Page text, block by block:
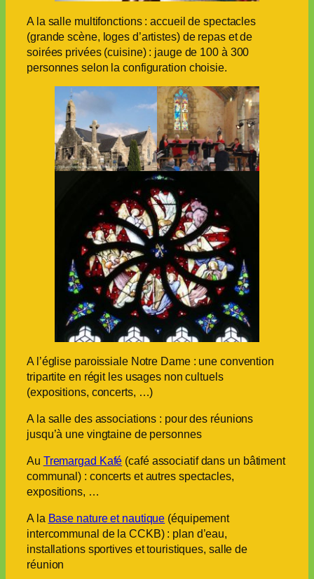
A la salle multifonctions : accueil de spectacles
(grande scène, loges d’artistes) de repas et de
soirées privées (cuisine) : jauge de 100 à 300
personnes selon la configuration choisie.
A l’église paroissiale Notre Dame : une convention
tripartite en régit les usages non cultuels
(expositions, concerts, …)
A la salle des associations : pour des réunions
jusqu’à une vingtaine de personnes
Au Tremargad Kafé (café associatif dans un bâtiment
communal) : concerts et autres spectacles,
expositions, …
A la Base nature et nautique (équipement
intercommunal de la CCKB) : plan d’eau,
installations sportives et touristiques, salle de
réunion